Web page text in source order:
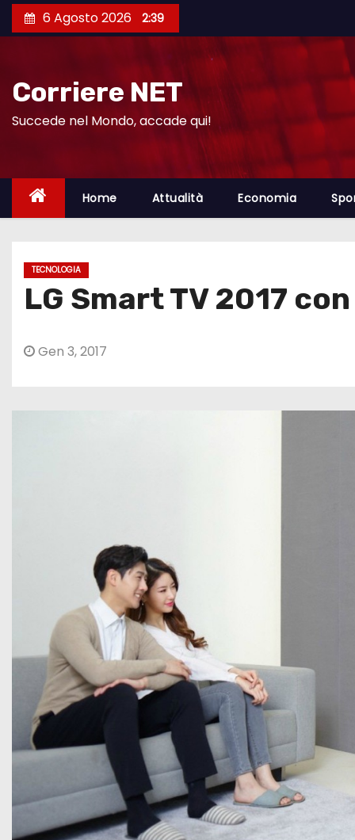
a
6 Agosto 2026 2:39
Corriere NET
Succede nel Mondo, accade qui!
Home Attualità Economia
TECNOLOGIA
LG Smart TV 2017
Gen 3, 2017